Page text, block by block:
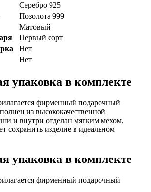
Серебро 925
Позолота 999
Матовый
Первый сорт
Нет
Нет
упаковка в комплекте
фирменный подарочный
из высококачественной
и внутри отделан мягким мехом,
сохранить изделие в идеальном
упаковка в комплекте
фирменный подарочный